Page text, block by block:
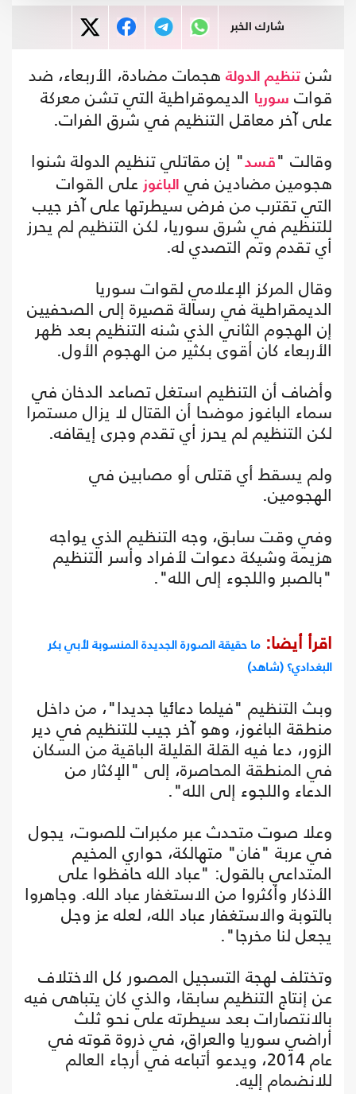
شارك الخبر
شن تنظيم الدولة هجمات مضادة، الأربعاء، ضد
قوات سوريا الديموقراطية التي تشن معركة
على آخر معاقل التنظيم في شرق الفرات.
وقالت " قسد" إن مقاتلي تنظيم الدولة شنوا
هجومين مضادين في
الباغوز على القوات
التي تقترب من فرض سيطرتها على آخر جيب
للتنظيم في شرق سوريا، لكن التنظيم لم يحرز
أي تقدم وتم التصدي له.
وقال المركز الإعلامي لقوات سوريا
الديمقراطية في رسالة قصيرة إلى الصحفيين
إن الهجوم الثاني الذي شنه التنظيم بعد ظهر
الأربعاء كان أقوى بكثير من الهجوم الأول.
وأضاف أن التنظيم استغل تصاعد الدخان في
سماء الباغوز موضحا أن القتال لا يزال مستمرا
لكن التنظيم لم يحرز أي تقدم وجرى إيقافه.
ولم يسقط أي قتلى أو مصابين في
الهجومين.
وفي وقت سابق، وجه التنظيم الذي يواجه
هزيمة وشيكة دعوات لأفراد وأسر التنظيم
"بالصبر واللجوء إلى الله".
اقرأ أيضا: ما حقيقة الصورة الجديدة المنسوبة لأبي بكر
البغدادي؟ (شاهد)
وبث التنظيم "فيلما دعائيا جديدا"، من داخل
منطقة الباغوز، وهو آخر جيب للتنظيم في دير
الزور، دعا فيه القلة القليلة الباقية من السكان
في المنطقة المحاصرة، إلى "الإكثار من
الدعاء واللجوء إلى الله".
وعلا صوت متحدث عبر مكبرات للصوت، يجول
في عربة "فان" متهالكة، حواري المخيم
المتداعي بالقول: "عباد الله حافظوا على
الأذكار وأكثروا من الاستغفار عباد الله. وجاهروا
بالتوبة والاستغفار عباد الله، لعله عز وجل
يجعل لنا مخرجا".
وتختلف لهجة التسجيل المصور كل الاختلاف
عن إنتاج التنظيم سابقا، والذي كان يتباهى فيه
بالانتصارات بعد سيطرته على نحو ثلث
أراضي سوريا والعراق، في ذروة قوته في
عام 2014، ويدعو أتباعه في أرجاء العالم
للانضمام إليه.